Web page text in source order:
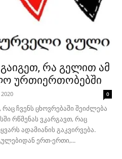
რა გელით ამ
ურთიერთობებში
0
ჩვენს ცხოვრებაში შეიძლება
რწმენას ვკარგავთ, რაც
ადამიანის გაკვირვება.
ერთ-ერთი,...